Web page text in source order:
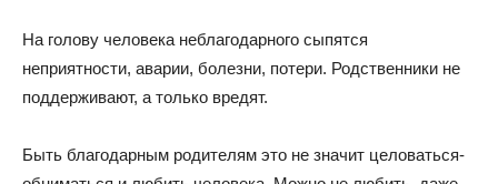
На голову человека неблагодарного сыпятся
неприятности, аварии, болезни, потери. Родственники не
поддерживают, а только вредят.
Быть благодарным родителям это не значит целоваться-